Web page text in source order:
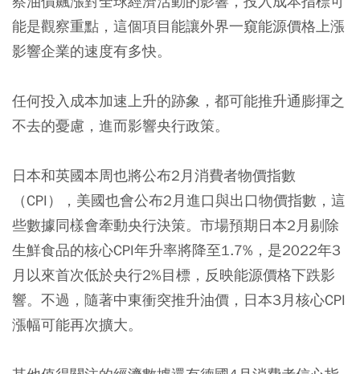
能是觀察重點，這個項目能讓外界一窺能源價格上漲
影響企業的速度有多快。
任何投入成本加速上升的跡象，都可能推升通膨揮之
不去的憂慮，進而影響央行政策。
日本和英國本周也將公布2月消費者物價指數
（CPI），美國也會公布2月進口與出口物價指數，這
些數據同樣會牽動央行決策。市場預期日本2月剔除
生鮮食品的核心CPI年升率將降至1.7%，是2022年3
月以來首次低於央行2%目標，反映能源價格下跌影
響。不過，隨著中東衝突推升油價，日本3月核心CPI
漲幅可能再次擴大。